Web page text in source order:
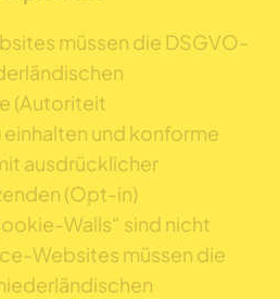
müssen die DSGVO-
(Autoriteit
und konforme
ausdrücklicher
(Opt-in)
Walls“ sind nicht
Websites müssen die